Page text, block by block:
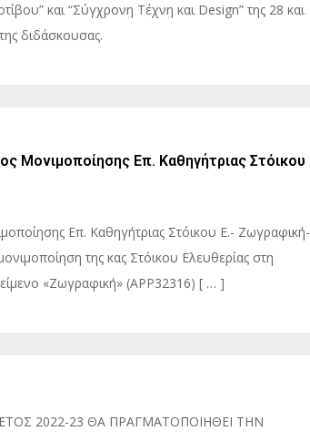
και “Σύγχρονη Τέχνη και Design” της 28 και
διδάσκουσας.
Μονιμοποίησης Επ. Καθηγήτριας Στόικου
Επ. Καθηγήτριας Στόικου Ε.- Ζωγραφική-
της κας Στόικου Ελευθερίας στη
«Ζωγραφική» (ΑPP32316) [ … ]
2022-23 ΘΑ ΠΡΑΓΜΑΤΟΠΟΙΗΘΕΙ ΤΗΝ